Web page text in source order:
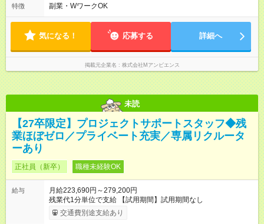
特徴 副業・WワークOK
気になる！ 応募する 詳細へ
掲載元企業名 株式会社Mアンビエンス
未読
【27卒限定】プロジェクトサポートスタッフ◆残
業ほぼゼロ／プライベート充実／専属リクルータ
ーあり
正社員（新卒） 職種未経験OK
給与
月給223,690円～279,200円
残業代1分単位で支給 【試用期間】試用期間なし
交通費別途支給あり